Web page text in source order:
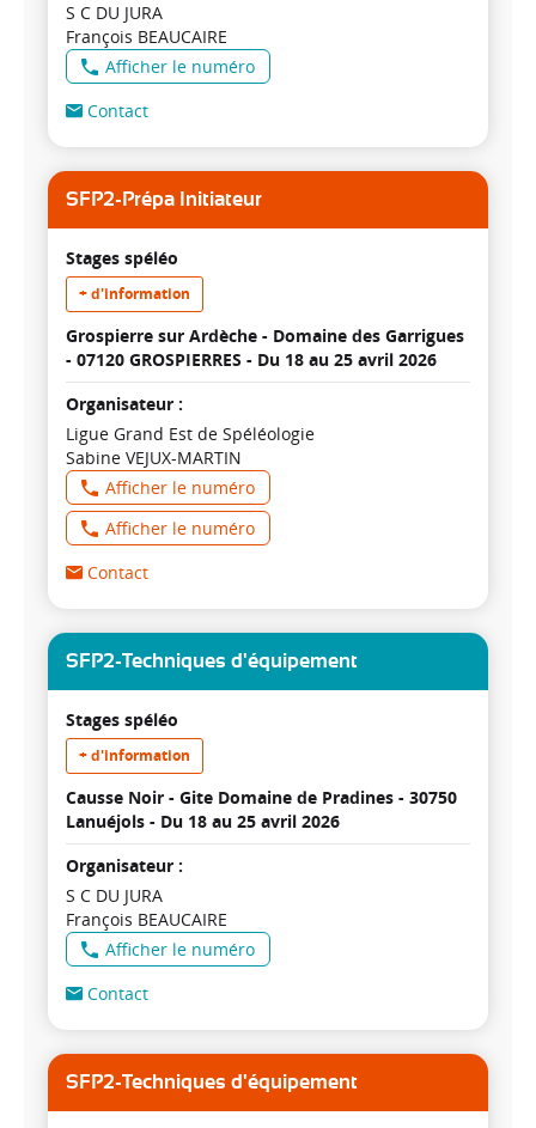
S C DU JURA
François BEAUCAIRE
Afficher le numéro
Contact
SFP2-Prépa Initiateur
Stages spéléo
+ d'information
Grospierre sur Ardèche - Domaine des Garrigues
- 07120 GROSPIERRES - Du 18 au 25 avril 2026
Organisateur :
Ligue Grand Est de Spéléologie
Sabine VEJUX-MARTIN
Afficher le numéro
Afficher le numéro
Contact
SFP2-Techniques d'équipement
Stages spéléo
+ d'information
Causse Noir - Gite Domaine de Pradines - 30750
Lanuéjols - Du 18 au 25 avril 2026
Organisateur :
S C DU JURA
François BEAUCAIRE
Afficher le numéro
Contact
SFP2-Techniques d'équipement